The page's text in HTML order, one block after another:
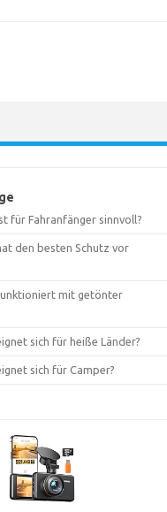
für Fahranfänger sinnvoll?
den besten Schutz vor
mit getönter
sich für heiße Länder?
sich für Camper?